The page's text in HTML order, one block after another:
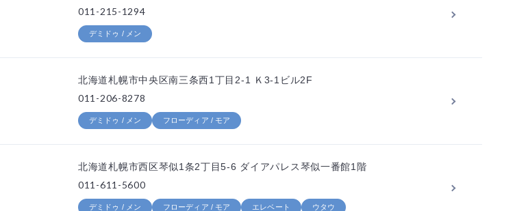
011-215-1294
デミドゥ / メン
北海道札幌市中央区南三条西1丁目2-1 Ｋ3-1ビル2F
011-206-8278
デミドゥ / メン フローディア / モア
北海道札幌市西区琴似1条2丁目5-6 ダイアパレス琴似一番館1階
011-611-5600
デミドゥ / メン フローディア / モア エレベート ウタウ